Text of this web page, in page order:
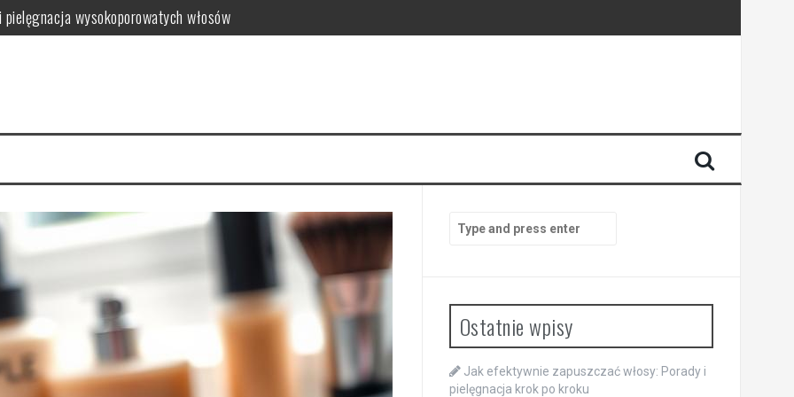
wysokoporowatych włosów
dla skóry
farbowaniu?
pielęgnacja krok po kroku
for:
Ostatnie wpisy
Jak efektywnie zapuszczać włosy: Porady i
pielęgnacja krok po kroku